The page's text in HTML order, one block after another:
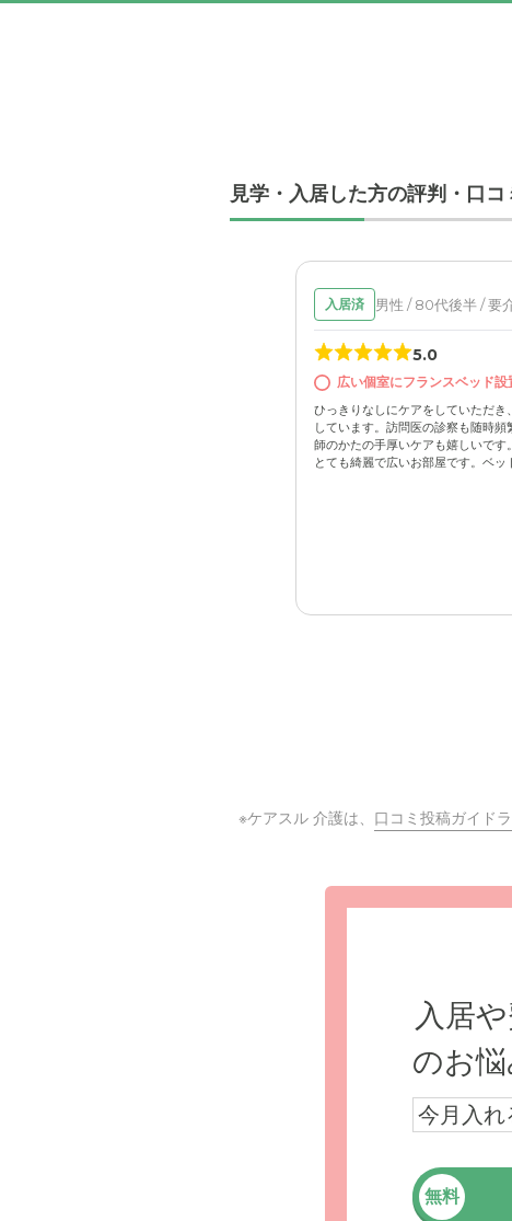
見学・入居した方の評判・口コ
入居済 男性 / 80代後半 / 要
5.0
広い個室にフランスベッド設
ひっきりなしにケアをしていただ
しています。訪問医の診察も随時
師のかたの手厚いケアも嬉しいで
とても綺麗で広いお部屋です。ベッ
※ケアスル 介護は、 口コミ投稿ガイド
入居
のお
今月入れ
無料